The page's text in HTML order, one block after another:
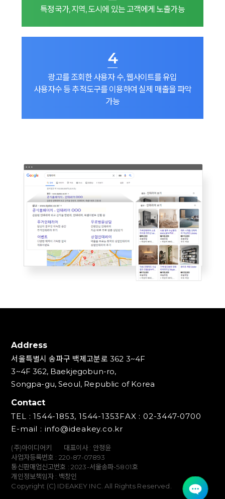
특정국가, 지역, 도시에 있는 고객에게 노출가능
4
광고를 조회한 사용자 수, 웹사이트를 유입
사용자수 등 추적도구를 이용하여 실제 매출을 파악
가능
Address
서울특별시 송파구 백제고분로 362 3~4F
3~4F 362, Baekjegobun-ro,
Songpa-gu, Seoul, Republic of Korea
Contact
TEL : 1544-1853, 1544-1353FAX : 02-3447-0700
E-mail : info@ideakey.co.kr
(주)아이디어키
대표이사 : 안정윤
사업자등록번호 : 220‍-87-07893
통신판매업신고번호 : 2023-서울송파-5801호
개인정보책임자 : 백창인
Copyright (C) IDEAKEY INC. All Rights Reserved.